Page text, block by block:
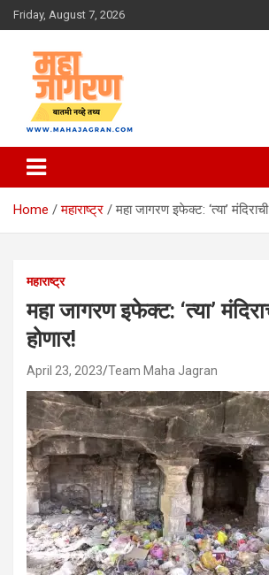
Skip
to
Friday, August 7, 2026
महा जागरण
Home महाराष्ट्र महा जागरण इफेक्ट: ‘त्या’
महाराष्ट्र
महा जागरण इफेक्ट: ‘त्या’
होणार!
April 23, 2023 Team Maha Jagran